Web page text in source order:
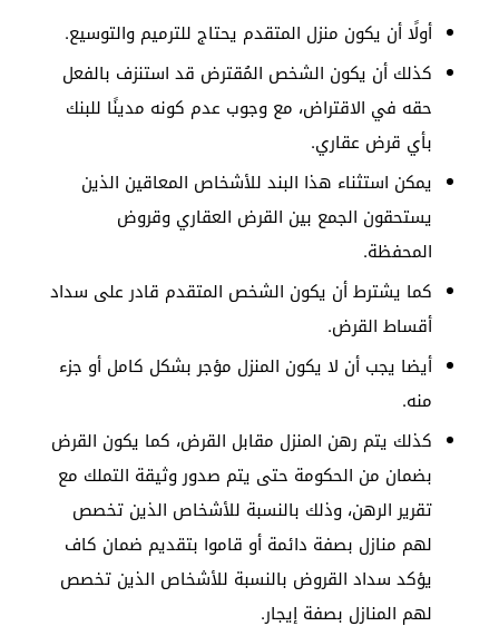
أولًا أن يكون منزل المتقدم يحتاج للترميم والتوسيع.
كذلك أن يكون الشخص المُقترض قد استنزف بالفعل
حقه في الاقتراض، مع وجوب عدم كونه مدينًا للبنك
بأي قرض عقاري.
يمكن استثناء هذا البند للأشخاص المعاقين الذين
يستحقون الجمع بين القرض العقاري وقروض
المحفظة.
كما يشترط أن يكون الشخص المتقدم قادر على سداد
أقساط القرض.
أيضا يجب أن لا يكون المنزل مؤجر بشكل كامل أو جزء
منه.
كذلك يتم رهن المنزل مقابل القرض، كما يكون القرض
بضمان من الحكومة حتى يتم صدور وثيقة التملك مع
تقرير الرهن، وذلك بالنسبة للأشخاص الذين تخصص
لهم منازل بصفة دائمة أو قاموا بتقديم ضمان كاف
يؤكد سداد القروض بالنسبة للأشخاص الذين تخصص
لهم المنازل بصفة إيجار.